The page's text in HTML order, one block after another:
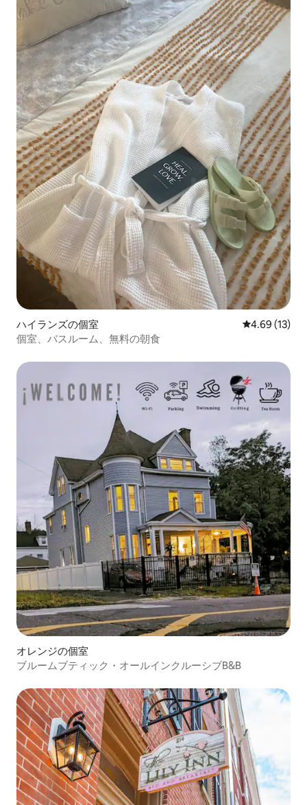
ハイランズの個室 レビュー13
4.69 (13)
個室、バスルーム、無料の朝食
オレンジの個室
ブルームブティック・オールインクルーシブB&B